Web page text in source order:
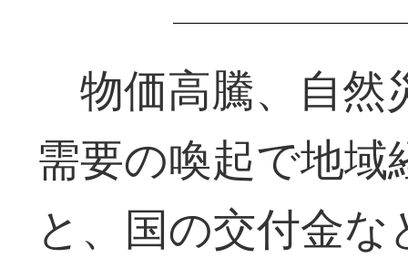
物価高騰、自然
需要の喚起で地
と、国の交付金